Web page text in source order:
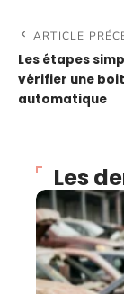
ARTICLE
Les étapes
vérifier une
automatique
Les